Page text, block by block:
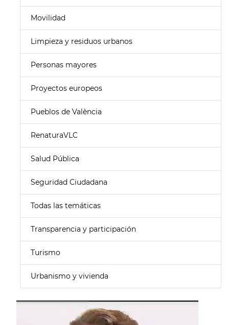
Movilidad
Limpieza y residuos urbanos
Personas mayores
Proyectos europeos
Pueblos de València
RenaturaVLC
Salud Pública
Seguridad Ciudadana
Todas las temáticas
Transparencia y participación
Turismo
Urbanismo y vivienda